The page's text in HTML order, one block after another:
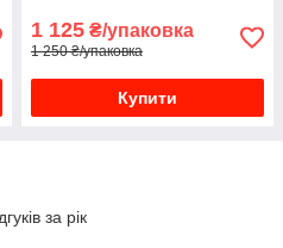
1 125 ₴/упаковка
1 250 ₴/упаковка
Купити
за рік